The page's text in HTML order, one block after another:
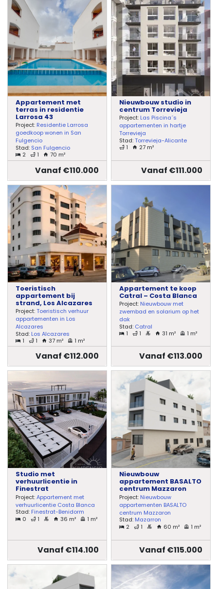
Appartement met
terras in residentie
Larrosa 43
Project: Residentie Larrosa
goedkoop wonen in San
Fulgencio
Stad: San Fulgencio
2
1 70 m²
Vanaf €110.000
Nieuwbouw studio in
centrum Torrevieja
Project: Las Piscina´s
appartementen in hartje
Torrevieja
Stad:Torrevieja-Alicante
1
27 m²
Vanaf €111.000
Toeristisch
appartement bij
strand, Los Alcazares
Project:Toeristisch verhuur
appartementen in Los
Alcazares
Stad: Los Alcazares
1
1 37 m² 1 m²
Vanaf €112.000
Appartement te koop
Catral – Costa Blanca
Project: Nieuwbouw met
zwembad en solarium op het
dak
Stad: Catral
1
1 31 m² 1 m²
Vanaf €113.000
Studio met
verhuurlicentie in
Finestrat
Project:Appartement met
verhuurlicentie Costa Blanca
Stad: Finestrat-Benidorm
0
1 36 m² 1 m²
Vanaf €114.100
Nieuwbouw
appartement BASALTO
centrum Mazzaron
Project: Nieuwbouw
appartementen BASALTO
centrum Mazzaron
Stad: Mazarron
2
1 60 m² 1 m²
Vanaf €115.000